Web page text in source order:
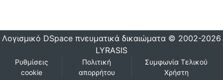
Λογισμικό DSpace πνευματικά δικαιώματα © 2002-2026
LYRASIS
Ρυθμίσεις
cookie
Πολιτική
απορρήτου
Συμφωνία Τελικού
Χρήστη